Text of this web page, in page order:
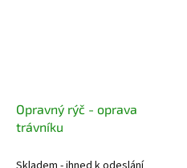
Opravný rýč - oprava
trávníku